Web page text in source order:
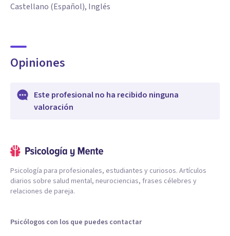
Castellano (Español), Inglés
Opiniones
Este profesional no ha recibido ninguna
valoración
Psicología para profesionales, estudiantes y curiosos. Artículos
diarios sobre salud mental, neurociencias, frases célebres y
relaciones de pareja.
Psicólogos con los que puedes contactar